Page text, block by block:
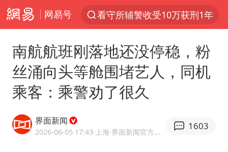
网易号
以“新”破局 首发经济点亮城市消费活力
中方回应是否在太平洋海底开采稀土
台风白海豚影响中国已成定局
U17国足1分钟轰2球
南航航班刚落地还没停稳，粉
丝涌向头等舱围堵艺人，同机
乘客：乘警劝了很久
界面新闻
2026-06-05 17:43·上海 ·界面新闻官方网易号
1603